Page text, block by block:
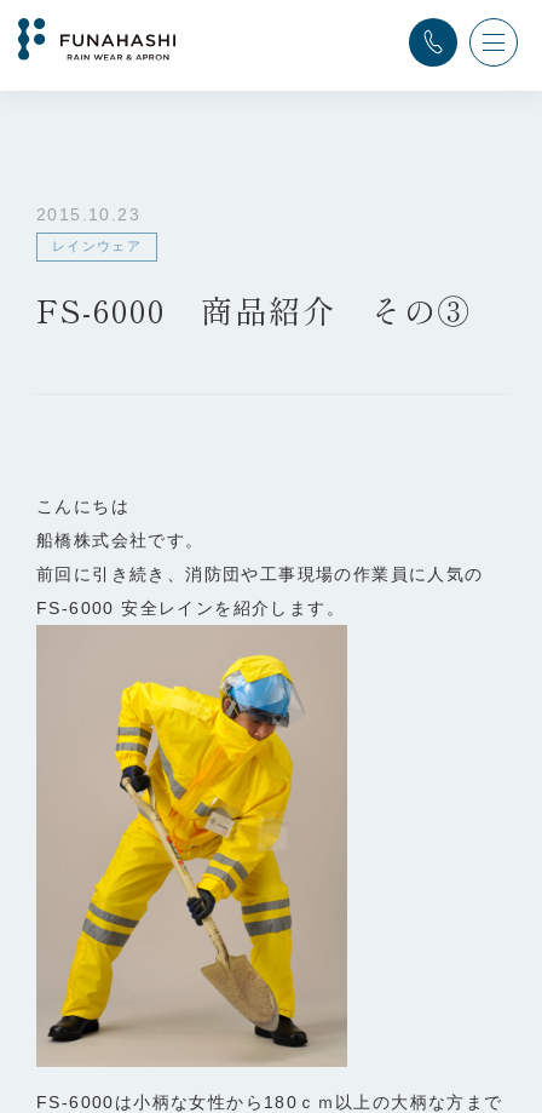
TOP
FS-6000 商品紹介 その③
2015.10.23
レインウェア
FS-6000 商品紹介 その③
こんにちは
船橋株式会社です。
前回に引き続き、消防団や工事現場の作業員に人気の
FS-6000 安全レインを紹介します。
FS-6000は小柄な女性から180ｃｍ以上の大柄な方まで